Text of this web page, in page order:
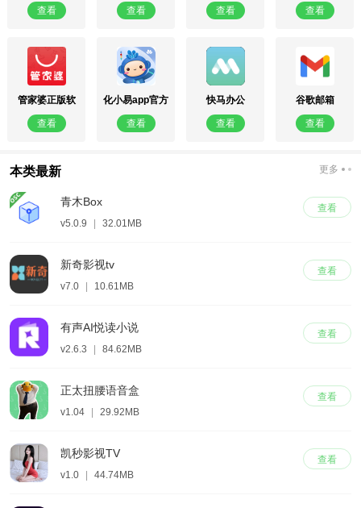
查看 查看 查看 查看
管家婆正版软
件
查看
化小易app官方
版
查看
快马办公
查看
谷歌邮箱
(Gmail)
查看
本类最新 更多
查看
青木Box
v5.0.9 32.01MB
查看
新奇影视tv
v7.0 10.61MB
查看
有声AI悦读小说
v2.6.3 84.62MB
查看
正太扭腰语音盒
v1.04 29.92MB
查看
凯秒影视TV
v1.0 44.74MB